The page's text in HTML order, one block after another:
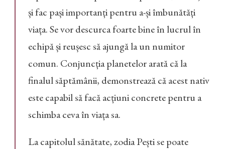
și fac pași importanți pentru a-și îmbunătăți
viața. Se vor descurca foarte bine în lucrul în
echipă și reușesc să ajungă la un numitor
comun. Conjuncția planetelor arată că la
finalul săptămânii, demonstrează că acest nativ
este capabil să facă acțiuni concrete pentru a
schimba ceva în viața sa.
La capitolul sănătate, zodia Pești se poate